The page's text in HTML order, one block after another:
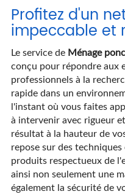
Profitez d'un
impeccable et
Le service de Ménage
conçu pour répondre aux
professionnels à la
rapide dans un
l'instant où vous faites
à intervenir avec rigueur
résultat à la hauteur de
repose sur des
produits respectueux de
ainsi non seulement une
également la sécurité de